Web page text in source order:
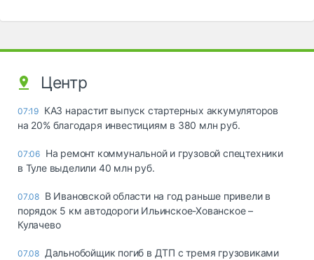
Центр
07:19 КАЗ нарастит выпуск стартерных аккумуляторов
на 20% благодаря инвестициям в 380 млн руб.
07:06 На ремонт коммунальной и грузовой спецтехники
в Туле выделили 40 млн руб.
07.08 В Ивановской области на год раньше привели в
порядок 5 км автодороги Ильинское-Хованское –
Кулачево
07.08 Дальнобойщик погиб в ДТП с тремя грузовиками